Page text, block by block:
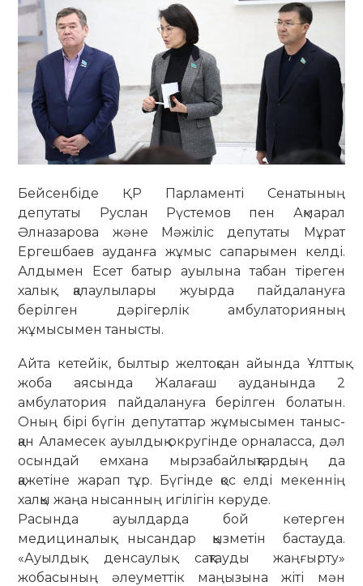
Бейсенбіде ҚР Парламенті Сенатының
депутаты Руслан Рүстемов пен Ақмарал
Әлназарова және Мәжіліс депутаты Мұрат
Ергешбаев ауданға жұмыс сапарымен келді.
Алдымен Есет батыр ауылына табан тіреген
халық қалаулылары жуырда пайдалануға
берілген дәрігерлік амбулаторияның
жұмысымен танысты.
Айта кетейік, былтыр желтоқсан айында Ұлттық
жоба аясында Жала­ғаш ауданында 2
амбулатория пайда­лануға берілген болатын.
Оның бірі бүгін депутаттар жұмысымен таныс­
қан Аламесек ауылдық округінде орна­ласса, дәл
осындай емхана мырза­бай­лықтардың да
қажетіне жарап тұр. Бүгінде қос елді мекеннің
халқы жаңа нысанның игілігін көруде.
Расында ауылдарда бой көтерген
медициналық нысандар қызметін бас­тауда.
«Ауылдық денсаулық сақ­тауды жаңғырту»
жобасының әлеумет­тік ма­ңы­зына жіті мән